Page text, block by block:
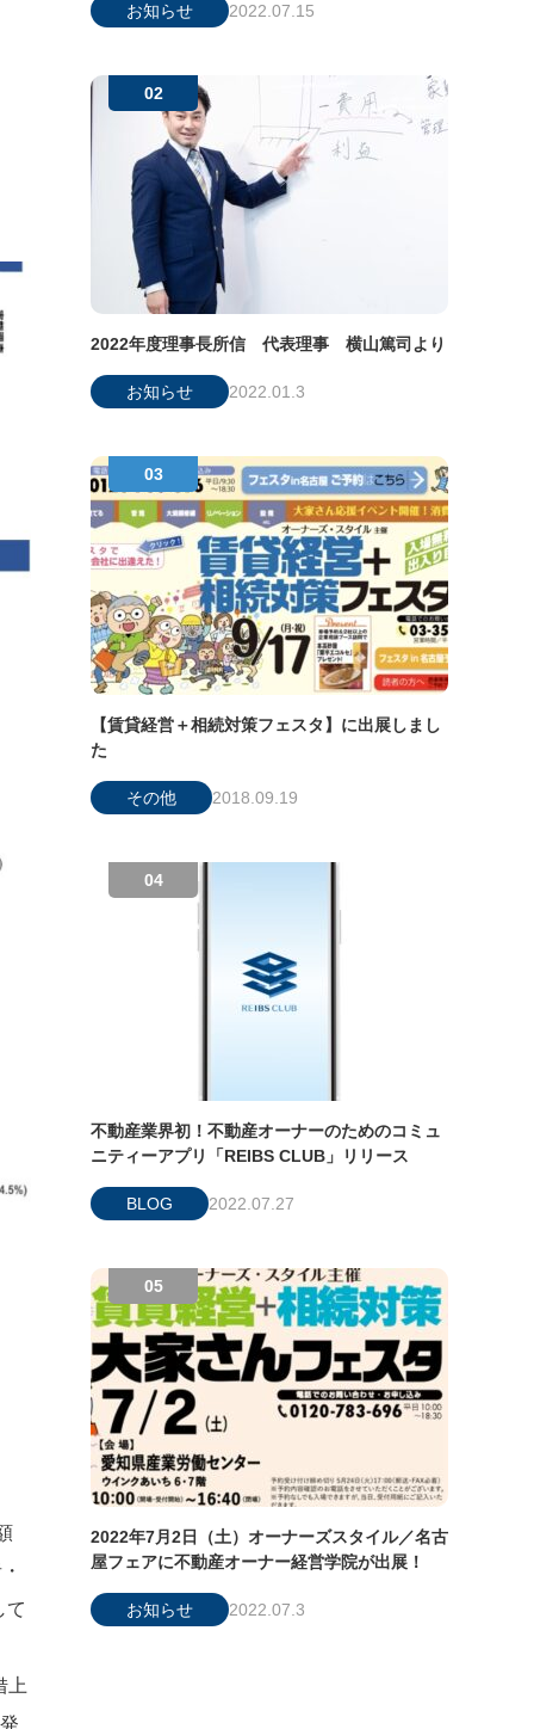
て
上
お知らせ 2022.07.15
2022年度理事長所信 代表理事 横山篤司より
お知らせ 2022.01.3
【賃貸経営＋相続対策フェスタ】に出展しまし
た
その他 2018.09.19
不動産業界初！不動産オーナーのためのコミュ
ニティーアプリ「REIBS CLUB」リリース
BLOG 2022.07.27
2022年7月2日（土）オーナーズスタイル／名古
屋フェアに不動産オーナー経営学院が出展！
お知らせ 2022.07.3